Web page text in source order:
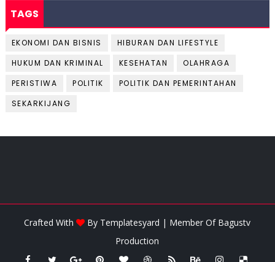
TAGS
EKONOMI DAN BISNIS
HIBURAN DAN LIFESTYLE
HUKUM DAN KRIMINAL
KESEHATAN
OLAHRAGA
PERISTIWA
POLITIK
POLITIK DAN PEMERINTAHAN
SEKARKIJANG
Crafted With By Templatesyard | Member Of Bagustv
Production